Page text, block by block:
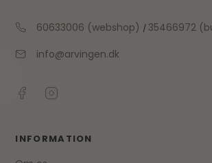
60633006 (webshop) / 35466972
info@arvingen.dk
INFORMATION